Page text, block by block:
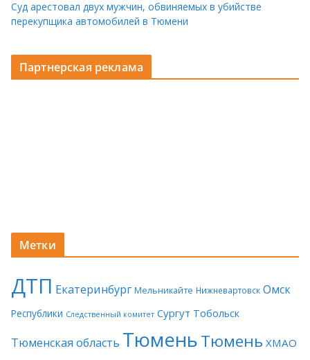
Суд арестовал двух мужчин, обвиняемых в убийстве
перекупщика автомобилей в Тюмени
Партнерская реклама
Метки
ДТП Екатеринбург Мельникайте Нижневартовск Омск
Республики Следственный комитет Сургут Тобольск
Тюменская область ТюменьТюмень ХМАО